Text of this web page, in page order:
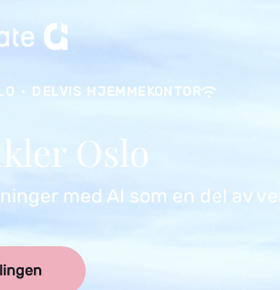
· DELVIS HJEMMEKONTOR
Oslo
med AI som en del av